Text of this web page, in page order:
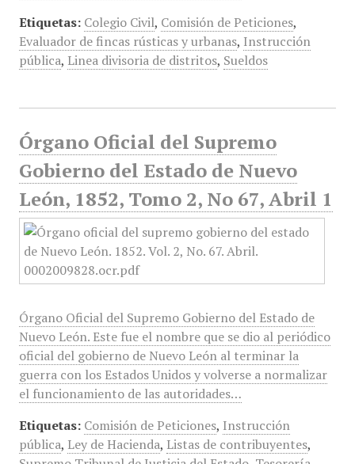
Etiquetas: Colegio Civil, Comisión de Peticiones,
Evaluador de fincas rústicas y urbanas, Instrucción
pública, Linea divisoria de distritos, Sueldos
Órgano Oficial del Supremo
Gobierno del Estado de Nuevo
León, 1852, Tomo 2, No 67, Abril 1
Órgano Oficial del Supremo Gobierno del Estado de
Nuevo León. Este fue el nombre que se dio al periódico
oficial del gobierno de Nuevo León al terminar la
guerra con los Estados Unidos y volverse a normalizar
el funcionamiento de las autoridades…
Etiquetas: Comisión de Peticiones, Instrucción
pública, Ley de Hacienda, Listas de contribuyentes,